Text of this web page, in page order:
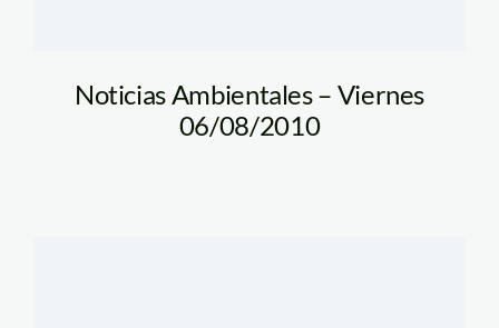
Noticias Ambientales – Viernes
06/08/2010